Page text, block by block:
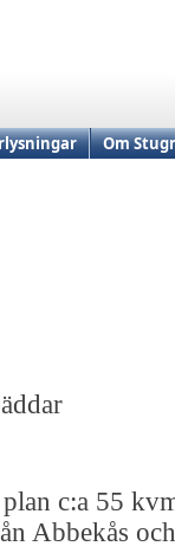
Om
c:a 55
Abbekås och